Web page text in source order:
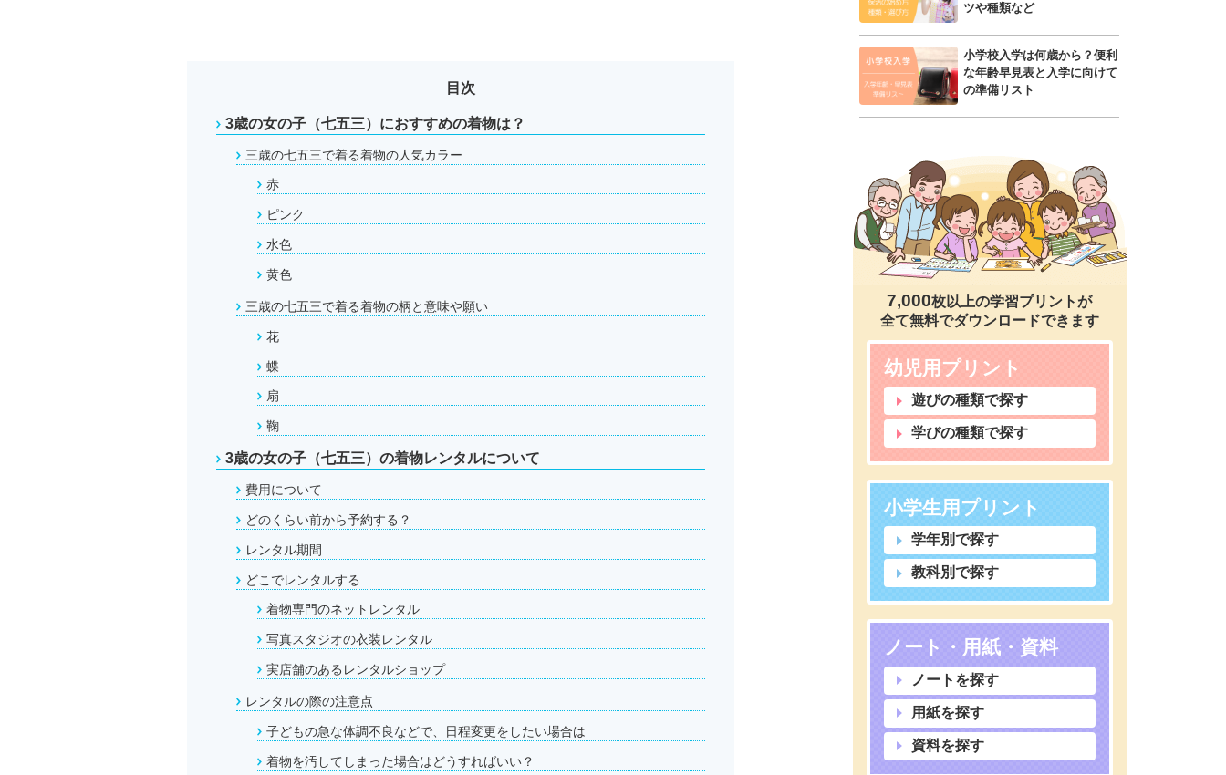
目次
3歳の女の子（七五三）におすすめの着物は？
三歳の七五三で着る着物の人気カラー
赤
ピンク
水色
黄色
三歳の七五三で着る着物の柄と意味や願い
花
蝶
扇
鞠
3歳の女の子（七五三）の着物レンタルについて
費用について
どのくらい前から予約する？
レンタル期間
どこでレンタルする
着物専門のネットレンタル
写真スタジオの衣装レンタル
実店舗のあるレンタルショップ
レンタルの際の注意点
子どもの急な体調不良などで、日程変更をしたい場合は
着物を汚してしまった場合はどうすればいい？
ツや種類など
小学校入学は何歳から？便利
な年齢早見表と入学に向けて
の準備リスト
7,000枚以上の学習プリントが
全て無料でダウンロードできます
幼児用プリント
遊びの種類で探す
学びの種類で探す
小学生用プリント
学年別で探す
教科別で探す
ノート・用紙・資料
ノートを探す
用紙を探す
資料を探す